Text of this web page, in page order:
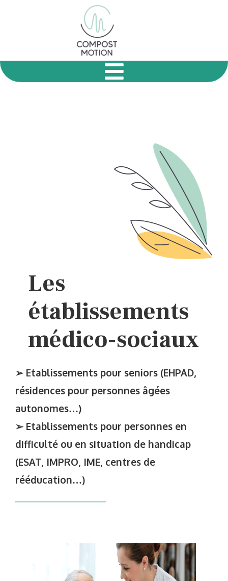
Les
établissements
médico-sociaux
➢ Etablissements pour seniors (EHPAD,
résidences pour personnes âgées
autonomes…)
➢ Etablissements pour personnes en
difficulté ou en situation de handicap
(ESAT, IMPRO, IME, centres de
rééducation…)